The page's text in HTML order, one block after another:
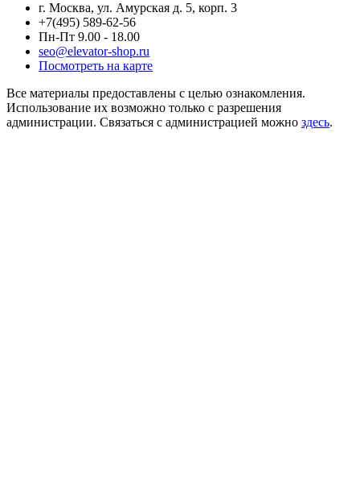
г. Москва, ул. Амурская д. 5, корп. 3
+7(495) 589-62-56
Пн-Пт 9.00 - 18.00
seo@elevator-shop.ru
Посмотреть на карте
Все материалы предоставлены с целью ознакомления.
Использование их возможно только с разрешения
администрации. Связаться с администрацией можно здесь.